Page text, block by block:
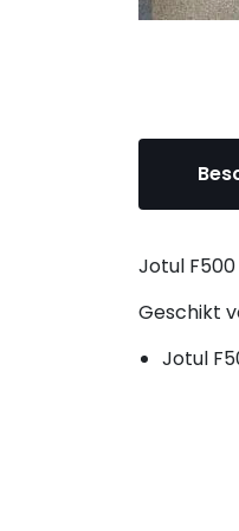
Jotul F500
Geschikt
Jotul